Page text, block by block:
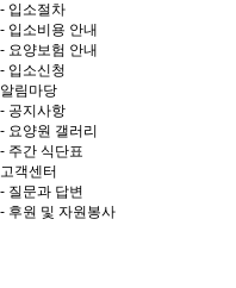
- 입소절차
- 입소비용 안내
- 요양보험 안내
- 입소신청
알림마당
- 공지사항
- 요양원 갤러리
- 주간 식단표
고객센터
- 질문과 답변
- 후원 및 자원봉사